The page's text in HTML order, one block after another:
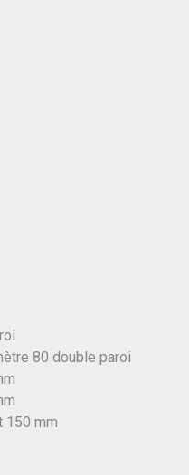
80 double paroi
150 mm